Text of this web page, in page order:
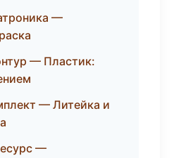
—
— Пластик:
— Литейка и
—